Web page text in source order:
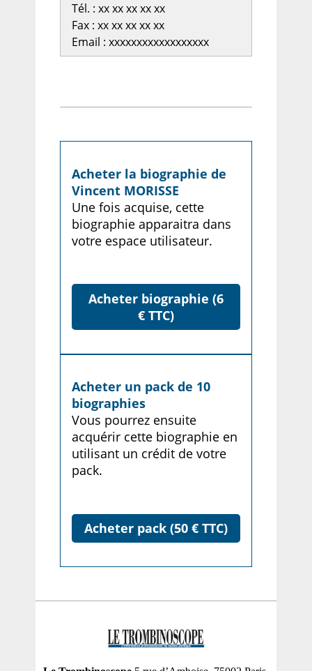
Tél. : xx xx xx xx xx
Fax : xx xx xx xx xx
Email : xxxxxxxxxxxxxxxxxx
Acheter la biographie de
Vincent MORISSE
Une fois acquise, cette
biographie apparaitra dans
votre espace utilisateur.
Acheter biographie (6
€ TTC)
Acheter un pack de 10
biographies
Vous pourrez ensuite
acquérir cette biographie en
utilisant un crédit de votre
pack.
Acheter pack (50 € TTC)